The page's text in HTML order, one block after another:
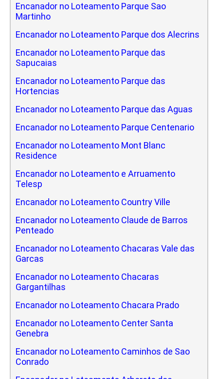
Encanador no Loteamento Parque Sao
Martinho
Encanador no Loteamento Parque dos Alecrins
Encanador no Loteamento Parque das
Sapucaias
Encanador no Loteamento Parque das
Hortencias
Encanador no Loteamento Parque das Aguas
Encanador no Loteamento Parque Centenario
Encanador no Loteamento Mont Blanc
Residence
Encanador no Loteamento e Arruamento
Telesp
Encanador no Loteamento Country Ville
Encanador no Loteamento Claude de Barros
Penteado
Encanador no Loteamento Chacaras Vale das
Garcas
Encanador no Loteamento Chacaras
Gargantilhas
Encanador no Loteamento Chacara Prado
Encanador no Loteamento Center Santa
Genebra
Encanador no Loteamento Caminhos de Sao
Conrado